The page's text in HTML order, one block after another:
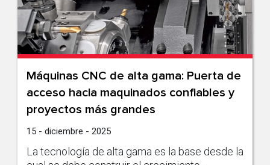
Máquinas CNC de alta gama: Puerta de
acceso hacia maquinados confiables y
proyectos más grandes
15 - diciembre - 2025
La tecnología de alta gama es la base desde la